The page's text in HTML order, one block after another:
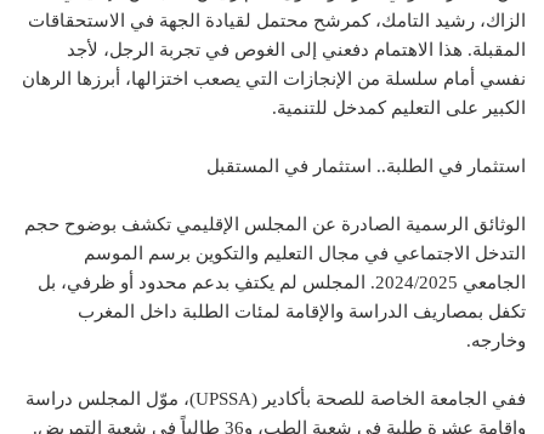
الزاك، رشيد التامك، كمرشح محتمل لقيادة الجهة في الاستحقاقات
المقبلة. هذا الاهتمام دفعني إلى الغوص في تجربة الرجل، لأجد
نفسي أمام سلسلة من الإنجازات التي يصعب اختزالها، أبرزها الرهان
الكبير على التعليم كمدخل للتنمية.
استثمار في الطلبة.. استثمار في المستقبل
الوثائق الرسمية الصادرة عن المجلس الإقليمي تكشف بوضوح حجم
التدخل الاجتماعي في مجال التعليم والتكوين برسم الموسم
الجامعي 2024/2025. المجلس لم يكتفِ بدعم محدود أو ظرفي، بل
تكفل بمصاريف الدراسة والإقامة لمئات الطلبة داخل المغرب
وخارجه.
ففي الجامعة الخاصة للصحة بأكادير (UPSSA)، موّل المجلس دراسة
وإقامة عشرة طلبة في شعبة الطب، و36 طالباً في شعبة التمريض.